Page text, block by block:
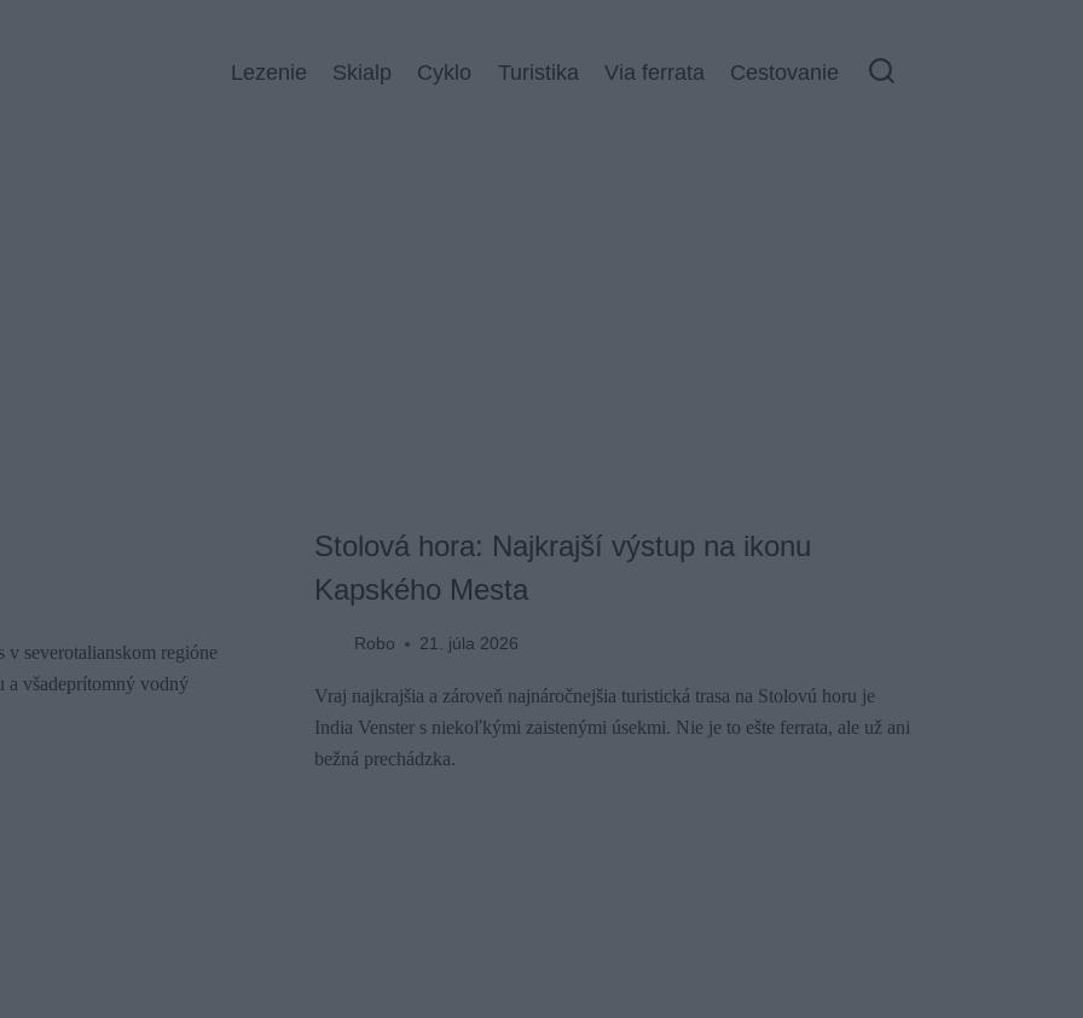
Lezenie Skialp Cyklo Turistika Via ferrata Cestovanie
severotalianskom regióne
a všadeprítomný vodný
Stolová hora: Najkrajší výstup na ikonu
Kapského Mesta
Robo 21. júla 2026
Vraj najkrajšia a zároveň najnáročnejšia turistická trasa na Stolovú horu je
India Venster s niekoľkými zaistenými úsekmi. Nie je to ešte ferrata, ale už ani
bežná prechádzka.